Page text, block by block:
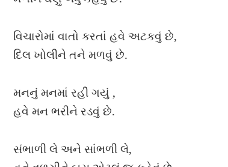
વિચારોમાં વાતો કરતાં હવે અટકવું છે,
દિલ ખોલીને તને મળવું છે.
મનનું મનમાં રહી ગયું ,
હવે મન ભરીને રડવું છે.
સંભાળી લે અને સાંભળી લે,